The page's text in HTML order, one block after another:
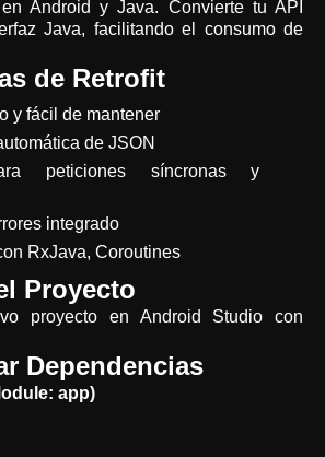
Android y Java. Convierte tu API
Java, facilitando el consumo de
de Retrofit
y fácil de mantener
de JSON
peticiones síncronas y
integrado
RxJava, Coroutines
Proyecto
proyecto en Android Studio con
Dependencias
app)